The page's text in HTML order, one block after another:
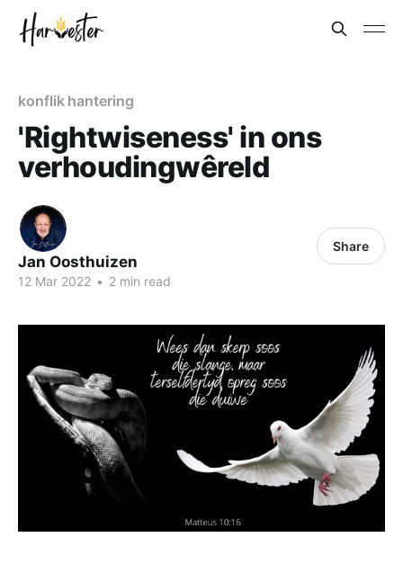
konflik hantering
'Rightwiseness' in ons
verhoudingwêreld
Jan Oosthuizen
12 Mar 2022 • 2 min read
Share